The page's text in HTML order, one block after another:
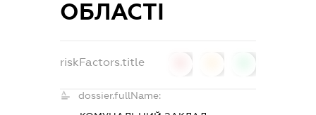
ОБЛАСТІ
riskFactors.title
dossier.fullName: